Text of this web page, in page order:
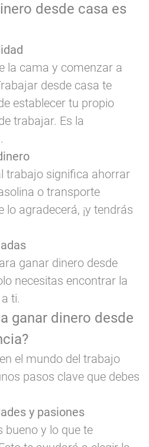
desde casa es
la cama y comenzar a
desde casa te
establecer tu propio
trabajar. Es la
trabajo significa ahorrar
o transporte
lo agradecerá, ¡y tendrás
ganar dinero desde
necesitas encontrar la
ti.
ganar dinero desde
el mundo del trabajo
pasos clave que debes
y pasiones
bueno y lo que te